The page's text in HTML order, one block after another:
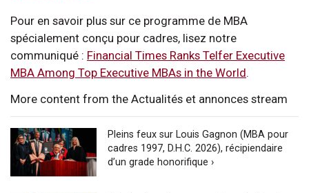
Pour en savoir plus sur ce programme de MBA
spécialement conçu pour cadres, lisez notre
communiqué : Financial Times Ranks Telfer Executive
MBA Among Top Executive MBAs in the World.
More content from the Actualités et annonces stream
Pleins feux sur Louis Gagnon (MBA pour
cadres 1997, D.H.C. 2026), récipiendaire
d’un grade honorifique ›